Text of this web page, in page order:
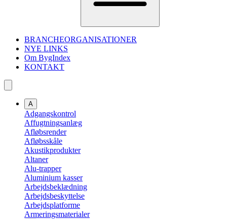
BRANCHEORGANISATIONER
NYE LINKS
Om BygIndex
KONTAKT
A
Adgangskontrol
Affugtningsanlæg
Afløbsrender
Afløbsskåle
Akustikprodukter
Altaner
Alu-trapper
Aluminium kasser
Arbejdsbeklædning
Arbejdsbeskyttelse
Arbejdsplatforme
Armeringsmaterialer